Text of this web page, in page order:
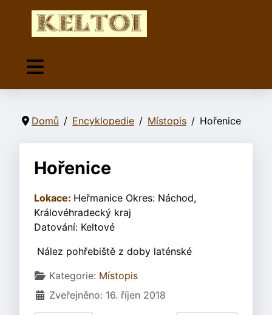
Domů Encyklopedie Místopis Hořenice
Hořenice
Lokace: Heřmanice Okres: Náchod,
Královéhradecký kraj
Datování: Keltové
Nález pohřebiště z doby laténské
Základní údaje
Kategorie: Místopis
Zveřejněno: 16. říjen 2018